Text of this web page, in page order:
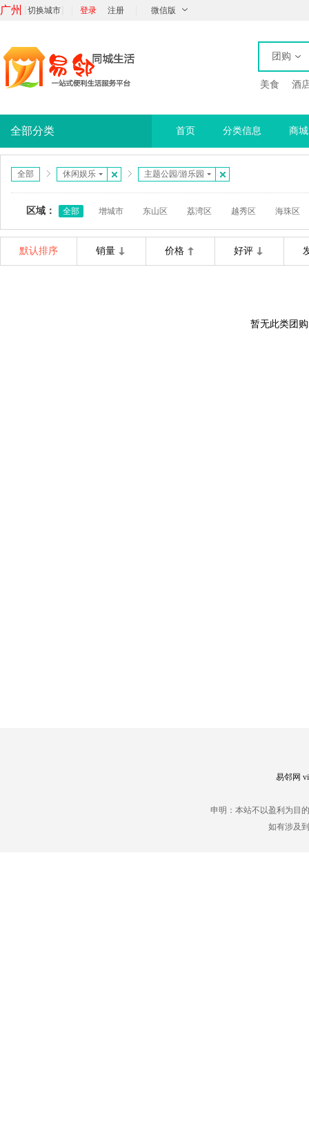
广州 切换城市 登录 注册 微信版
团购
美食 酒
全部分类 首页 分类信息 商城
全部 休闲娱乐 主题公园/游乐园
区域： 全部 增城市 东山区 荔湾区 越秀区 海珠区
默认排序 销量 价格 好评
暂无此类团
易邻网
申明：本站不以盈利为目
如有涉及